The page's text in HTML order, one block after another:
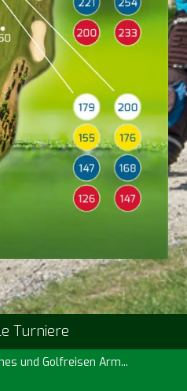
Turniere
und Golfreisen Arm...